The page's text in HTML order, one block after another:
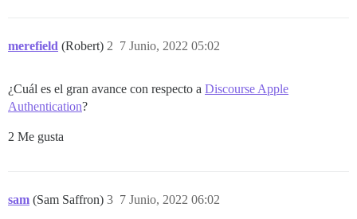
merefield (Robert) 7 Junio, 2022 05:02
2
¿Cuál es el gran avance con respecto a Discourse Apple
Authentication?
2 Me gusta
sam (Sam Saffron) 7 Junio, 2022 06:02
3